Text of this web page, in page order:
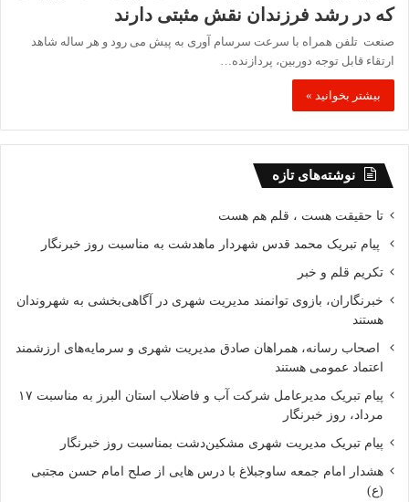
که در رشد فرزندان نقش مثبتی دارند
صنعت تلفن همراه با سرعت سرسام آوری به پیش می رود و هر ساله شاهد
ارتقاء قابل توجه دوربین، پردازنده…
بیشتر بخوانید »
نوشته‌های تازه
تا حقیقت هست ، قلم هم هست
پیام تبریک محمد قدس شهردار ماهدشت به مناسبت روز خبرنگار
تکریم قلم و خبر
خبرنگاران، بازوی توانمند مدیریت شهری در آگاهی‌بخشی به شهروندان
هستند
اصحاب رسانه، همراهان صادق مدیریت شهری و سرمایه‌های ارزشمند
اعتماد عمومی هستند
پیام تبریک مدیرعامل شرکت آب و فاضلاب استان البرز به مناسبت ۱۷
مرداد، روز خبرنگار
پیام تبریک مدیریت شهری مشکین‌دشت بمناسبت روز خبرنگار
هشدار امام جمعه ساوجبلاغ با درس هایی از صلح امام حسن مجتبی
(ع)